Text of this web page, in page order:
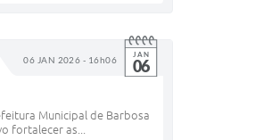
06 JAN 2026 - 16h06 JAN
06
Municipal de Barbosa
fortalecer as...